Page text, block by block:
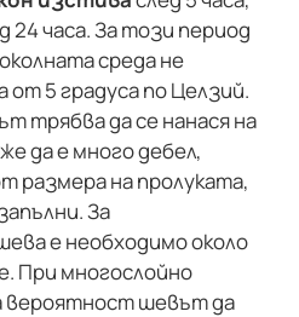
24 часа. За този период
среда не
от 5 градуса по Целзий.
трябва да се нанася на
да е много дебел,
размера на пролуката,
За
е необходимо около
При многослойно
вероятност шевът да